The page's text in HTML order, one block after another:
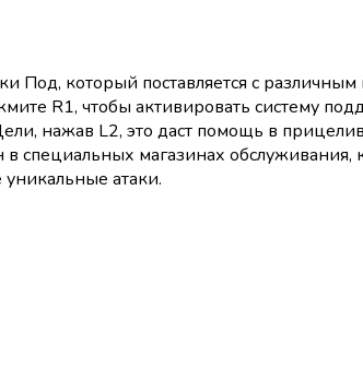
Под, который поставляется с
R1, чтобы активировать систему
нажав L2, это даст помощь в
специальных магазинах
атаки.